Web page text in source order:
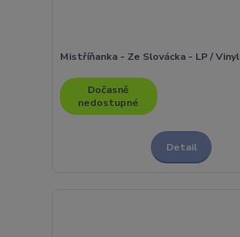
Mistříňanka - Ze Slovácka - LP / Vinyl
Dočasně
nedostupné
Detail